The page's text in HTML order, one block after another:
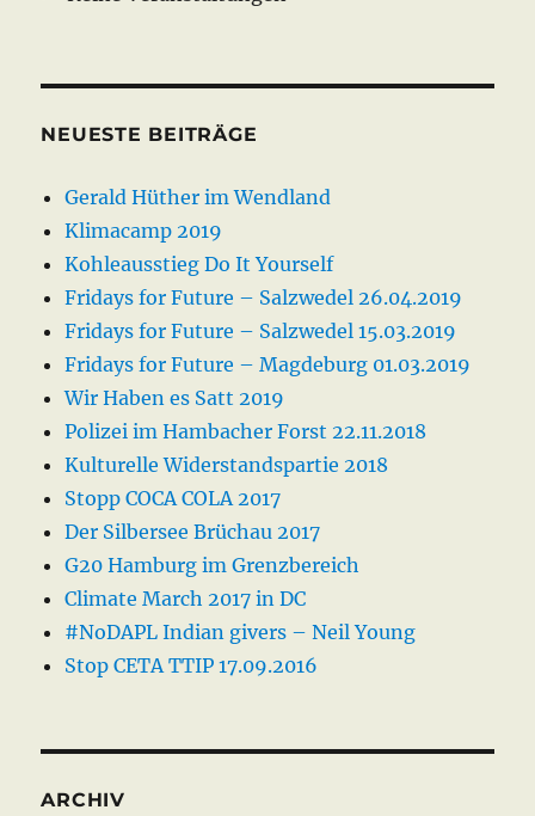
NEUESTE BEITRÄGE
Gerald Hüther im Wendland
Klimacamp 2019
Kohleausstieg Do It Yourself
Fridays for Future – Salzwedel 26.04.2019
Fridays for Future – Salzwedel 15.03.2019
Fridays for Future – Magdeburg 01.03.2019
Wir Haben es Satt 2019
Polizei im Hambacher Forst 22.11.2018
Kulturelle Widerstandspartie 2018
Stopp COCA COLA 2017
Der Silbersee Brüchau 2017
G20 Hamburg im Grenzbereich
Climate March 2017 in DC
#NoDAPL Indian givers – Neil Young
Stop CETA TTIP 17.09.2016
ARCHIV